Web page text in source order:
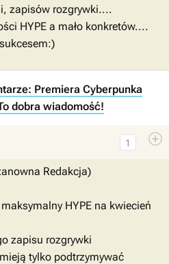
zapisów rozgrywki....
HYPE a mało konkretów....
Premiera Cyberpunka
dobra wiadomość!
1
Redakcja)
HYPE na kwiecień
zapisu rozgrywki
tylko podtrzymywać